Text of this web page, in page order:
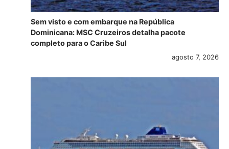
Sem visto e com embarque na República
Dominicana: MSC Cruzeiros detalha pacote
completo para o Caribe Sul
agosto 7, 2026